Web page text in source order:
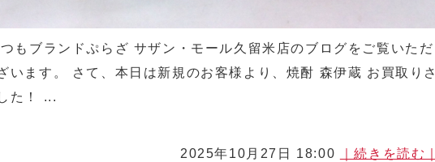
もブランドぷらざ サザン・モール久留米店のブログをご覧いただ
います。 さて、本日は新規のお客様より、焼酎 森伊蔵 お買取りさ
た！ ...
2025年10月27日 18:00 ｜続きを読む｜